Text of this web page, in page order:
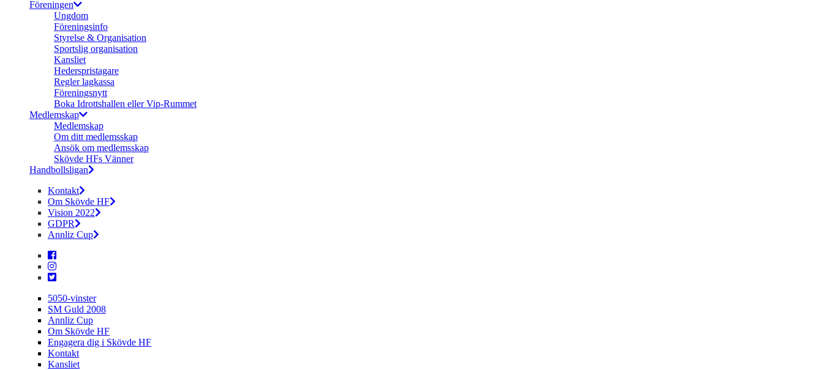
Föreningen
Ungdom
Föreningsinfo
Styrelse & Organisation
Sportslig organisation
Kansliet
Hederspristagare
Regler lagkassa
Föreningsnytt
Boka Idrottshallen eller Vip-Rummet
Medlemskap
Medlemskap
Om ditt medlemsskap
Ansök om medlemsskap
Skövde HFs Vänner
Handbollsligan
Kontakt
Om Skövde HF
Vision 2022
GDPR
Annliz Cup
5050-vinster
SM Guld 2008
Annliz Cup
Om Skövde HF
Engagera dig i Skövde HF
Kontakt
Kansliet